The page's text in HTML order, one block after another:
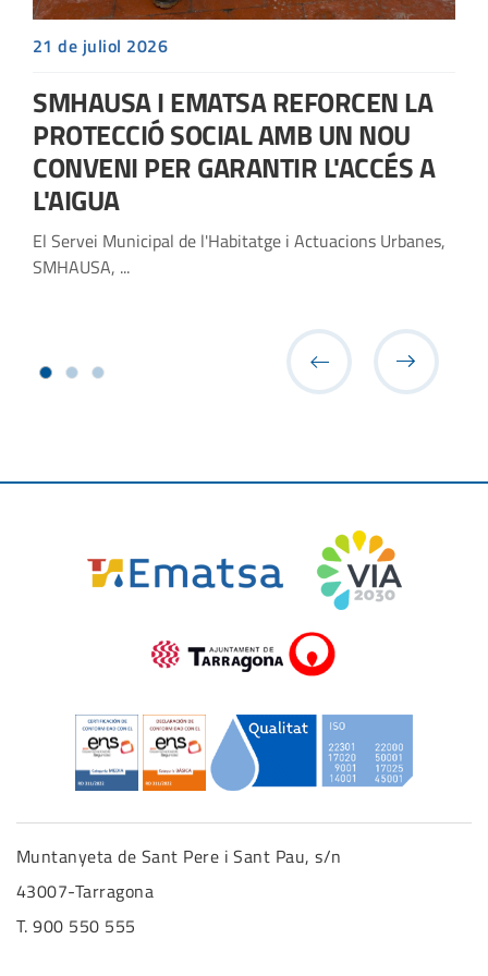
21 de juliol 2026
SMHAUSA I EMATSA REFORCEN LA
PROTECCIÓ SOCIAL AMB UN NOU
CONVENI PER GARANTIR L'ACCÉS A
L'AIGUA
El Servei Municipal de l'Habitatge i Actuacions Urbanes,
SMHAUSA, ...
Muntanyeta de Sant Pere i Sant Pau, s/n
43007-Tarragona
T. 900 550 555